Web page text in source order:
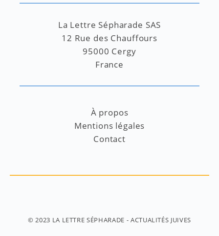
La Lettre Sépharade SAS
12 Rue des Chauffours
95000 Cergy
France
À propos
Mentions légales
Contact
© 2023 LA LETTRE SÉPHARADE - ACTUALITÉS JUIVES